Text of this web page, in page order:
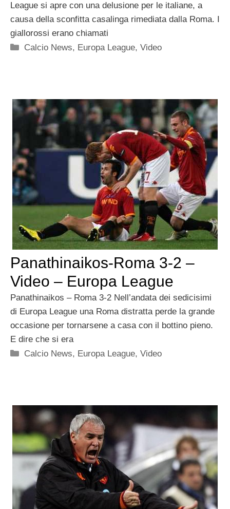
League si apre con una delusione per le italiane, a
causa della sconfitta casalinga rimediata dalla Roma. I
giallorossi erano chiamati
Categorie
Calcio News, Europa League,Video
Panathinaikos-Roma 3-2 –
Video – Europa League
Panathinaikos – Roma 3-2 Nell’andata dei sedicisimi
di Europa League una Roma distratta perde la grande
occasione per tornarsene a casa con il bottino pieno.
E dire che si era
Categorie
Calcio News, Europa League,Video